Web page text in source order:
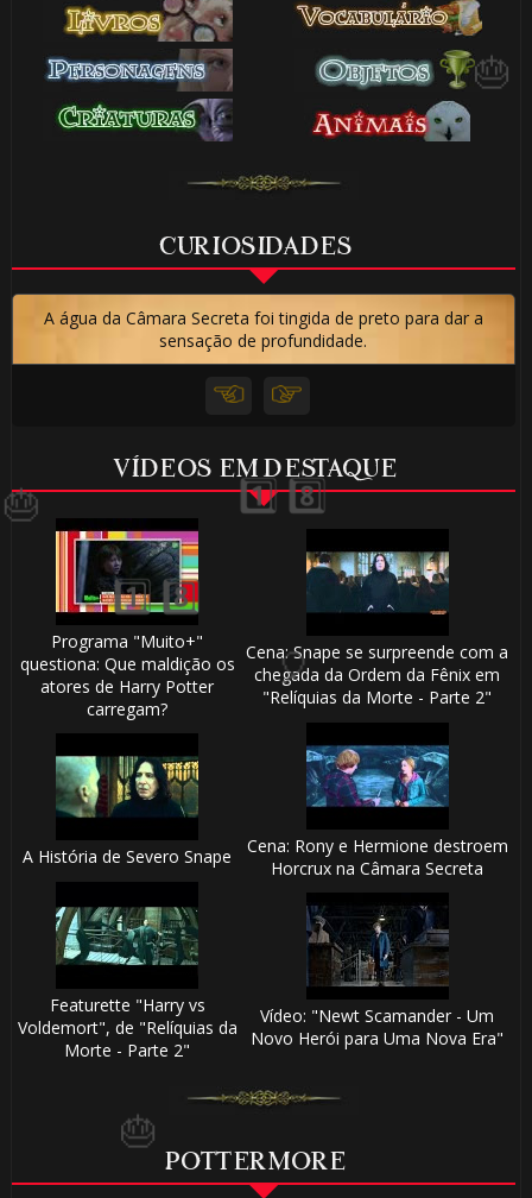
CURIOSIDADES
A água da Câmara Secreta foi tingida de preto para dar a
sensação de profundidade.
VÍDEOS EM DESTAQUE
Programa "Muito+"
questiona: Que maldição os
atores de Harry Potter
carregam?
Cena: Snape se surpreende com a
chegada da Ordem da Fênix em
"Relíquias da Morte - Parte 2"
A História de Severo Snape
Cena: Rony e Hermione destroem
Horcrux na Câmara Secreta
Featurette "Harry vs
Voldemort", de "Relíquias da
Morte - Parte 2"
Vídeo: "Newt Scamander - Um
Novo Herói para Uma Nova Era"
POTTERMORE
1️⃣ 8️⃣
⚡
🎂
⚡